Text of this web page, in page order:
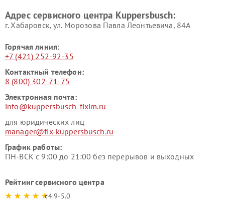
Ремонт сушильных машин Kuppersbusch
Адрес сервисного центра Kuppersbusch:
г. Хабаровск, ул. Морозова Павла Леонтьевича, 84А
Горячая линия:
+7 (421) 252-92-35
Контактный телефон:
8 (800) 302-71-75
Электронная почта:
info@kuppersbusch-fixim.ru
для юридических лиц
manager@fix-kuppersbusch.ru
График работы:
ПН-ВСК с 9:00 до 21:00 без перерывов и выходных
Рейтинг сервисного центра
4.9-5.0